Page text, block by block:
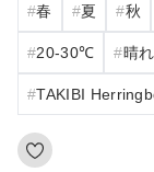
春 夏 秋
20‐30℃ 晴れ
TAKIBI